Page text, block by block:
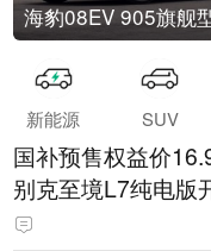
海豹08EV 905旗舰
新能源 SUV
国补预售权益价
别克至境L7纯电版